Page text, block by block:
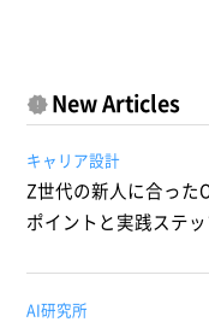
New Articles
キャリア設計
Z世代の新人に合った
ポイントと実践ステ
AI研究所